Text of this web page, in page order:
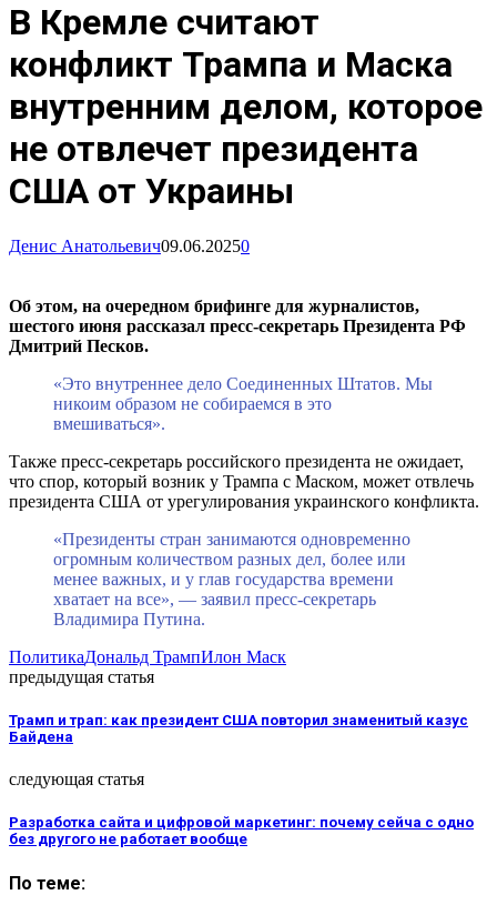
В Кремле считают
конфликт Трампа и Маска
внутренним делом, которое
не отвлечет президента
США от Украины
Денис Анатольевич09.06.20250
Об этом, на очередном брифинге для журналистов,
шестого июня рассказал пресс-секретарь Президента РФ
Дмитрий Песков.
«Это внутреннее дело Соединенных Штатов. Мы
никоим образом не собираемся в это
вмешиваться».
Также пресс-секретарь российского президента не ожидает,
что спор, который возник у Трампа с Маском, может отвлечь
президента США от урегулирования украинского конфликта.
«Президенты стран занимаются одновременно
огромным количеством разных дел, более или
менее важных, и у глав государства времени
хватает на все», — заявил пресс-секретарь
Владимира Путина.
ПолитикаДональд ТрампИлон Маск
предыдущая статья
Трамп и трап: как президент США повторил знаменитый казус
Байдена
следующая статья
Разработка сайта и цифровой маркетинг: почему сейча с одно
без другого не работает вообще
По теме: